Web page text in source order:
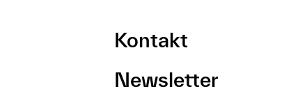
Kontakt
Newsletter